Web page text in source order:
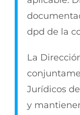
dpd de la
La
Jurídicos
y